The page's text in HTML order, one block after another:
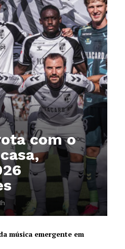
com o
música emergente em